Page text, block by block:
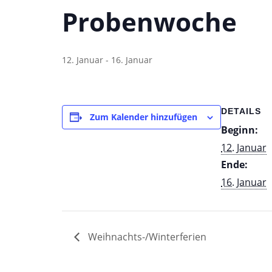
Probenwoche
12. Januar - 16. Januar
Zum Kalender hinzufügen DETAILS
Beginn:
12. Januar
Ende:
16. Januar
Weihnachts-/Winterferien